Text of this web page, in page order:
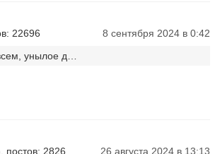
22696 8 сентября 2024 в 0:42
унылое д…
постов: 2826 26 августа 2024 в 13:13